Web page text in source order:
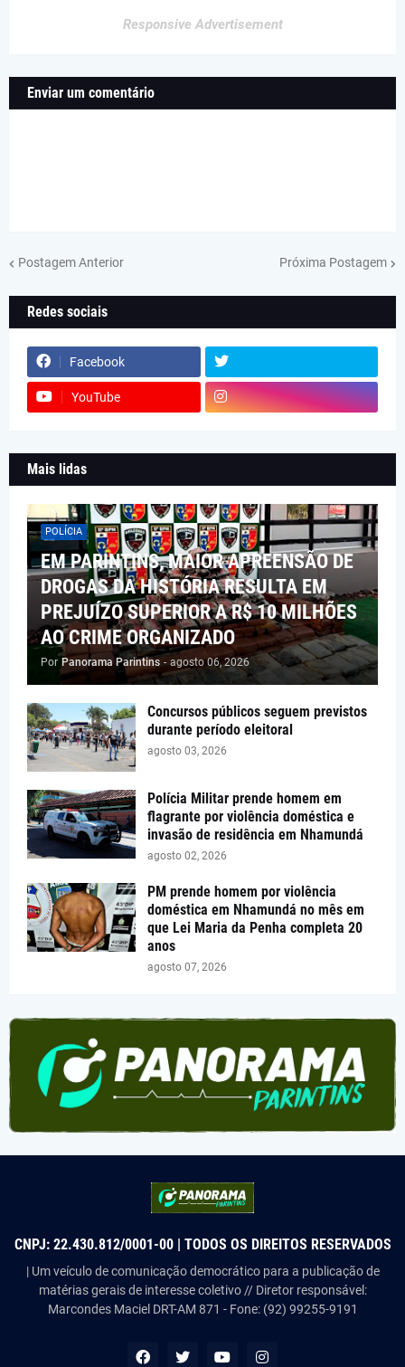
Responsive Advertisement
Enviar um comentário
Postagem Anterior Próxima Postagem
Redes sociais
Facebook
YouTube
Mais lidas
POLÍCIA
EM PARINTINS, MAIOR APREENSÃO DE
DROGAS DA HISTÓRIA RESULTA EM
PREJUÍZO SUPERIOR A R$ 10 MILHÕES
AO CRIME ORGANIZADO
Por Panorama Parintins - agosto 06, 2026
Concursos públicos seguem previstos
durante período eleitoral
agosto 03, 2026
Polícia Militar prende homem em
flagrante por violência doméstica e
invasão de residência em Nhamundá
agosto 02, 2026
PM prende homem por violência
doméstica em Nhamundá no mês em
que Lei Maria da Penha completa 20
anos
agosto 07, 2026
CNPJ: 22.430.812/0001-00 | TODOS OS DIREITOS RESERVADOS
| Um veículo de comunicação democrático para a publicação de
matérias gerais de interesse coletivo // Diretor responsável:
Marcondes Maciel DRT-AM 871 - Fone: (92) 99255-9191